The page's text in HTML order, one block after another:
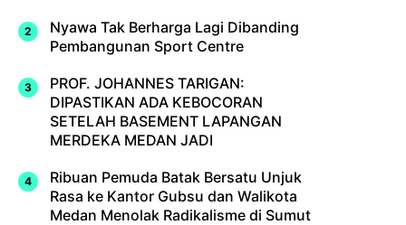
Nyawa Tak Berharga Lagi Dibanding
Pembangunan Sport Centre
PROF. JOHANNES TARIGAN:
DIPASTIKAN ADA KEBOCORAN
SETELAH BASEMENT LAPANGAN
MERDEKA MEDAN JADI
Ribuan Pemuda Batak Bersatu Unjuk
Rasa ke Kantor Gubsu dan Walikota
Medan Menolak Radikalisme di Sumut